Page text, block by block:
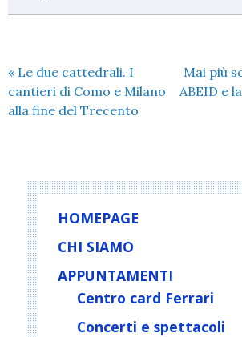
« Le due cattedrali. I
cantieri di Como e Milano
alla fine del Trecento
Mai più
ABEID e
HOMEPAGE
CHI SIAMO
APPUNTAMENTI
Centro card Ferrari
Concerti e spettacoli